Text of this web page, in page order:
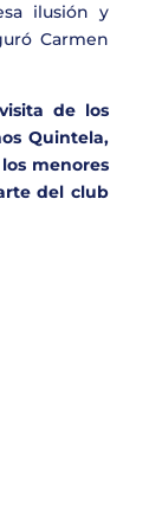
ilusión y
Carmen
de los
Quintela,
menores
del club